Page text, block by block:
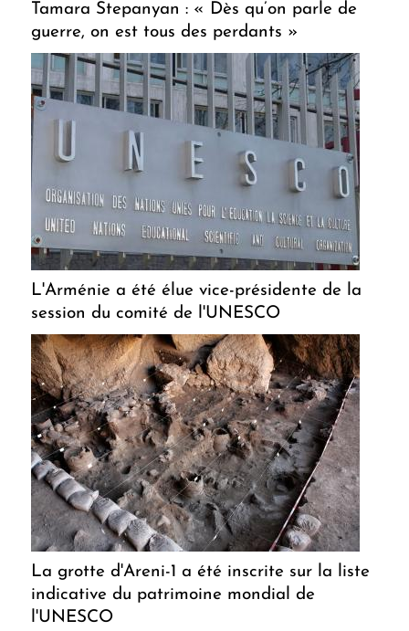
Tamara Stepanyan : « Dès qu’on parle de
guerre, on est tous des perdants »
L'Arménie a été élue vice-présidente de la
session du comité de l'UNESCO
La grotte d'Areni-1 a été inscrite sur la liste
indicative du patrimoine mondial de
l'UNESCO